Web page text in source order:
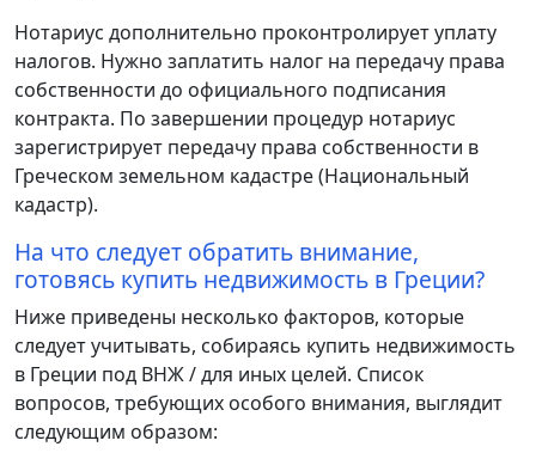
Нотариус дополнительно проконтролирует уплату
налогов. Нужно заплатить налог на передачу права
собственности до официального подписания
контракта. По завершении процедур нотариус
зарегистрирует передачу права собственности в
Греческом земельном кадастре (Национальный
кадастр).
На что следует обратить внимание,
готовясь купить недвижимость в Греции?
Ниже приведены несколько факторов, которые
следует учитывать, собираясь купить недвижимость
в Греции под ВНЖ / для иных целей. Список
вопросов, требующих особого внимания, выглядит
следующим образом: